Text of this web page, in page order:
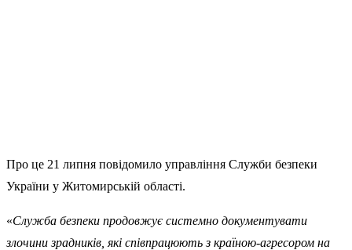
Про це 21 липня повідомило управління Служби безпеки
України у Житомирській області.
«Служба безпеки продовжує системно документувати
злочини зрадників, які співпрацюють з країною-агресором на